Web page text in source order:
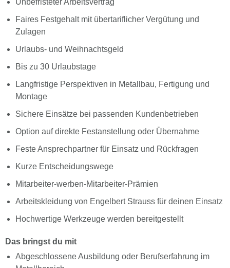
Faires Festgehalt mit übertariflicher Vergütung und
Zulagen
Urlaubs- und Weihnachtsgeld
Bis zu 30 Urlaubstage
Langfristige Perspektiven in Metallbau, Fertigung und
Montage
Sichere Einsätze bei passenden Kundenbetrieben
Option auf direkte Festanstellung oder Übernahme
Feste Ansprechpartner für Einsatz und Rückfragen
Kurze Entscheidungswege
Mitarbeiter-werben-Mitarbeiter-Prämien
Arbeitskleidung von Engelbert Strauss für deinen Einsatz
Hochwertige Werkzeuge werden bereitgestellt
Das bringst du mit
Abgeschlossene Ausbildung oder Berufserfahrung im